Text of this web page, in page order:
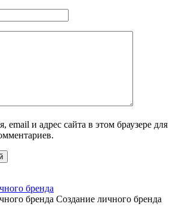
email и адрес сайта в этом браузере для
бренда
бренда Создание личного бренда